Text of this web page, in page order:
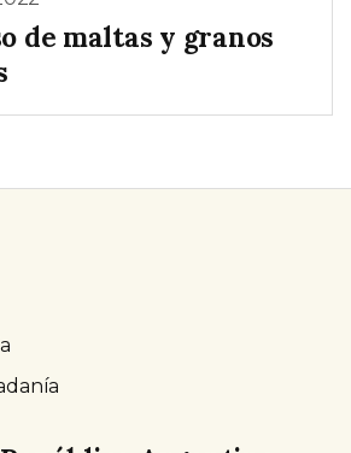
de maltas y granos